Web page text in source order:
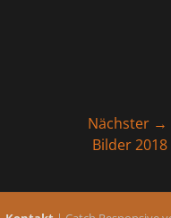
Nächster →
Bilder 2018